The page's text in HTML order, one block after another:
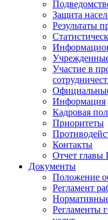
Защита
Результаты
Участие в
Информация
Кадровая
Приоритеты
Контакты
Отчет главы
Документы
Положение
Регламент
Регламенты